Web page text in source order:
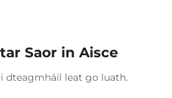
Saor in Aisce
dteagmháil leat go luath.